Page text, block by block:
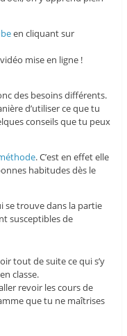
en cliquant sur
mise en ligne !
des besoins différents.
d’utiliser ce que tu
conseils que tu peux
. C’est en effet elle
habitudes dès le
se trouve dans la partie
susceptibles de
tout de suite ce qui s’y
classe.
revoir les cours de
que tu ne maîtrises